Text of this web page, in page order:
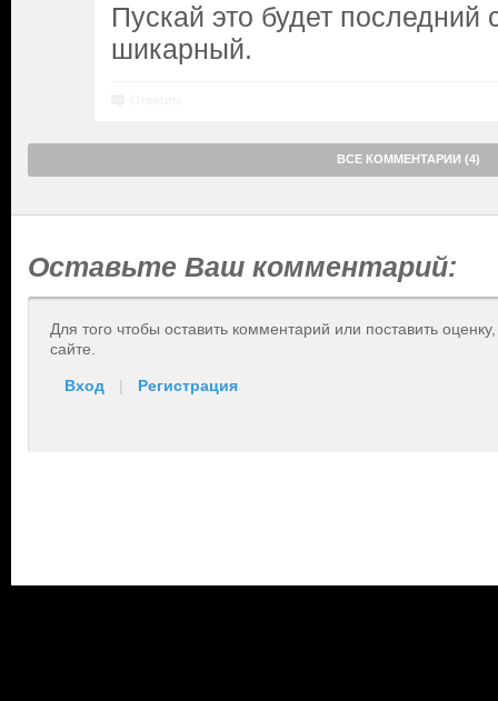
Пускай это будет последний
шикарный.
ВСЕ КОММЕНТАРИИ (4)
Оставьте Ваш комментарий:
Для того чтобы оставить комментарий или поставить
сайте.
Вход | Регистрация